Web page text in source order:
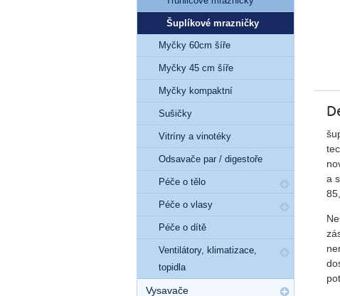
a
Šuplíkové mrazničky
Myčky 60cm šíře
Myčky 45 cm šíře
Myčky kompaktní
Sušičky
Vitríny a vinotéky
Odsavače par / digestoře
Péče o tělo
Péče o vlasy
Péče o dítě
Ventilátory, klimatizace,
topidla
Vysavače